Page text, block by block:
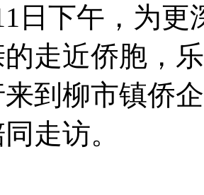
下午，为更
走近侨胞，
到柳市镇侨
走访。